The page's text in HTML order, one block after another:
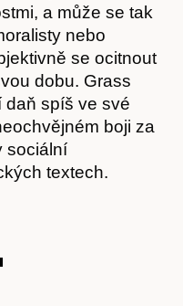
a může se tak
nebo
se ocitnout
dobu. Grass
daň spíš ve své
boji za
sociální
textech.